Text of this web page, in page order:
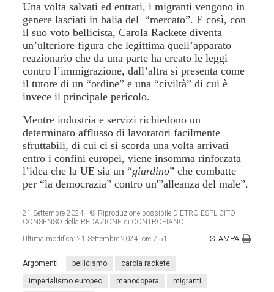
Una volta salvati ed entrati, i migranti vengono in
genere lasciati in balia del “mercato”. E così, con
il suo voto bellicista, Carola Rackete diventa
un’ulteriore figura che legittima quell’apparato
reazionario che da una parte ha creato le leggi
contro l’immigrazione, dall’altra si presenta come
il tutore di un “ordine” e una “civiltà” di cui è
invece il principale pericolo.
Mentre industria e servizi richiedono un
determinato afflusso di lavoratori facilmente
sfruttabili, di cui ci si scorda una volta arrivati
entro i confini europei, viene insomma rinforzata
l’idea che la UE sia un “giardino” che combatte
per “la democrazia” contro un'”alleanza del male”.
21 Settembre 2024 - © Riproduzione possibile DIETRO ESPLICITO
CONSENSO della REDAZIONE di CONTROPIANO
Ultima modifica:21 Settembre 2024, ore 7:51 STAMPA
Argomenti: bellicismo carola rackete
imperialismo europeo manodopera migranti